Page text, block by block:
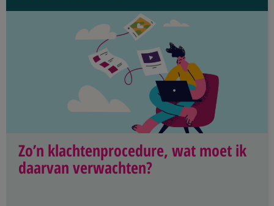
Zo’n klachtenprocedure, wat moet ik
daarvan verwachten?